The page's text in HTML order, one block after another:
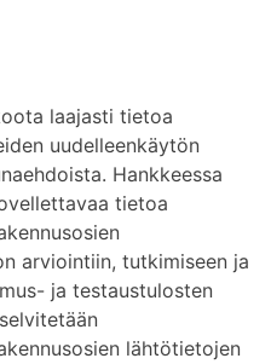
laajasti tietoa
uudelleenkäytön
Hankkeessa
tietoa
arviointiin, tutkimiseen ja
ja testaustulosten
lähtötietojen